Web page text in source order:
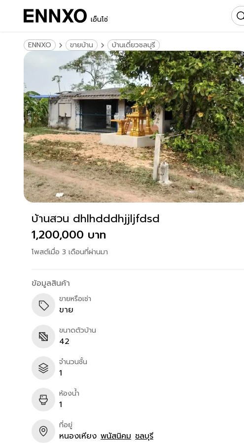
เอ็นโซ่
ENNXO ขายบ้าน บ้านเดี่ยวชลบุรี
บ้านสวน dhlhdddhjjljfdsd
1,200,000 บาท
โพสต์เมื่อ 3 เดือนที่ผ่านมา
ข้อมูลสินค้า
ขายหรือเช่า
ขาย
ขนาดตัวบ้าน
42
จำนวนชั้น
1
ห้องน้ำ
1
ที่อยู่
หนองเหียง พนัสนิคม ชลบุรี